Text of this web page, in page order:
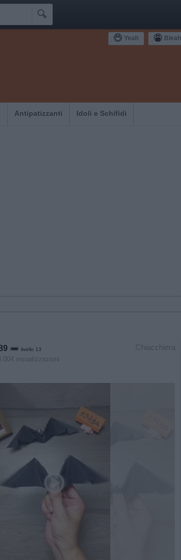

Yeah Bleah
Antipatizzanti Idoli e Schifidi
Chiacchiera
livello 13
visualizzazioni